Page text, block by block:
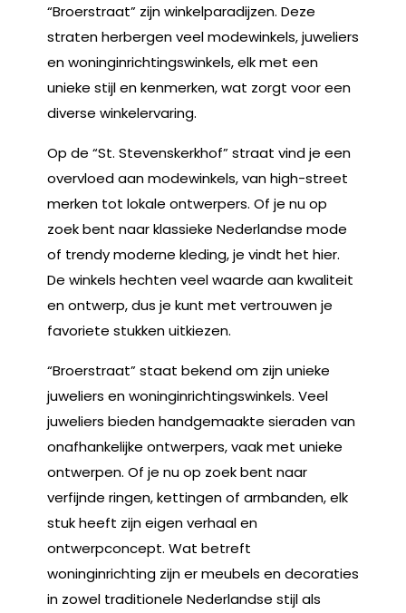
“Broerstraat” zijn winkelparadijzen. Deze
straten herbergen veel modewinkels, juweliers
en woninginrichtingswinkels, elk met een
unieke stijl en kenmerken, wat zorgt voor een
diverse winkelervaring.
Op de “St. Stevenskerkhof” straat vind je een
overvloed aan modewinkels, van high-street
merken tot lokale ontwerpers. Of je nu op
zoek bent naar klassieke Nederlandse mode
of trendy moderne kleding, je vindt het hier.
De winkels hechten veel waarde aan kwaliteit
en ontwerp, dus je kunt met vertrouwen je
favoriete stukken uitkiezen.
“Broerstraat” staat bekend om zijn unieke
juweliers en woninginrichtingswinkels. Veel
juweliers bieden handgemaakte sieraden van
onafhankelijke ontwerpers, vaak met unieke
ontwerpen. Of je nu op zoek bent naar
verfijnde ringen, kettingen of armbanden, elk
stuk heeft zijn eigen verhaal en
ontwerpconcept. Wat betreft
woninginrichting zijn er meubels en decoraties
in zowel traditionele Nederlandse stijl als